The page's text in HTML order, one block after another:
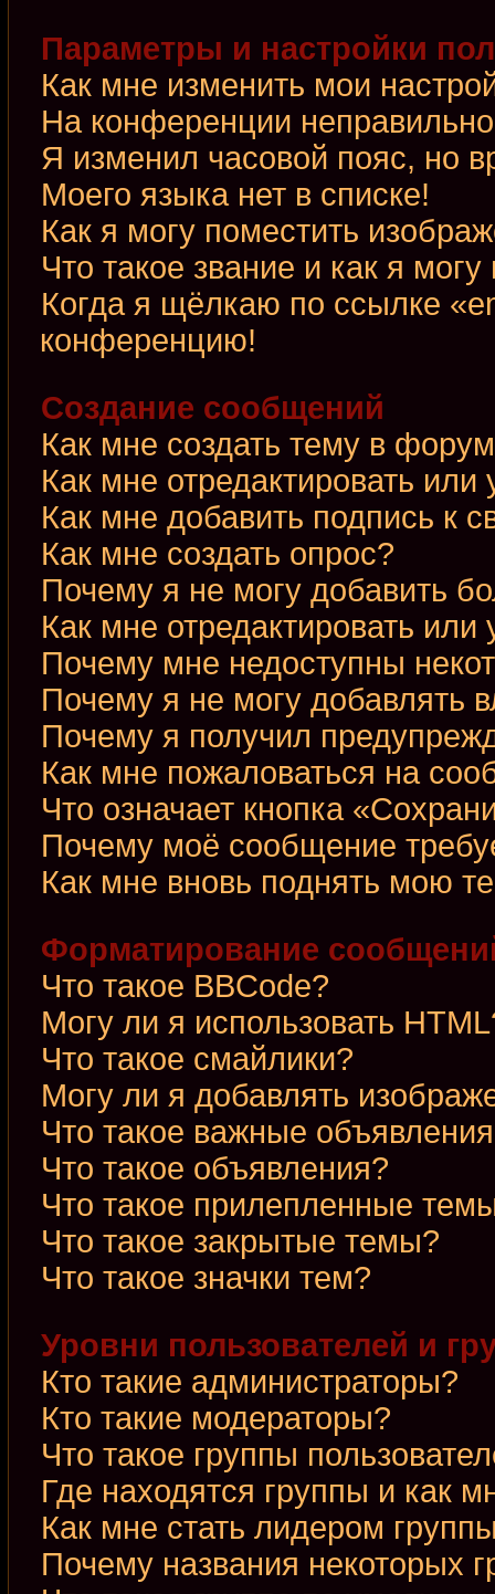
Параметры и настройки
Как мне изменить мои
На конференции
Я изменил часовой пояс, но
Моего языка нет в списке!
Как я могу поместить
Что такое звание и как я могу
Когда я щёлкаю по ссылке
конференцию!
Создание сообщений
Как мне создать тему в
Как мне отредактировать
Как мне добавить подпись к
Как мне создать опрос?
Почему я не могу добавить
Как мне отредактировать или
Почему мне недоступны
Почему я не могу добавлять
Почему я получил
Как мне пожаловаться на
Что означает кнопка
Почему моё сообщение
Как мне вновь поднять мою
Форматирование
Что такое BBCode?
Могу ли я использовать
Что такое смайлики?
Могу ли я добавлять
Что такое важные
Что такое объявления?
Что такое прилепленные
Что такое закрытые темы?
Что такое значки тем?
Уровни пользователей и
Кто такие администраторы?
Кто такие модераторы?
Что такое группы
Где находятся группы и как
Как мне стать лидером
Почему названия некоторых